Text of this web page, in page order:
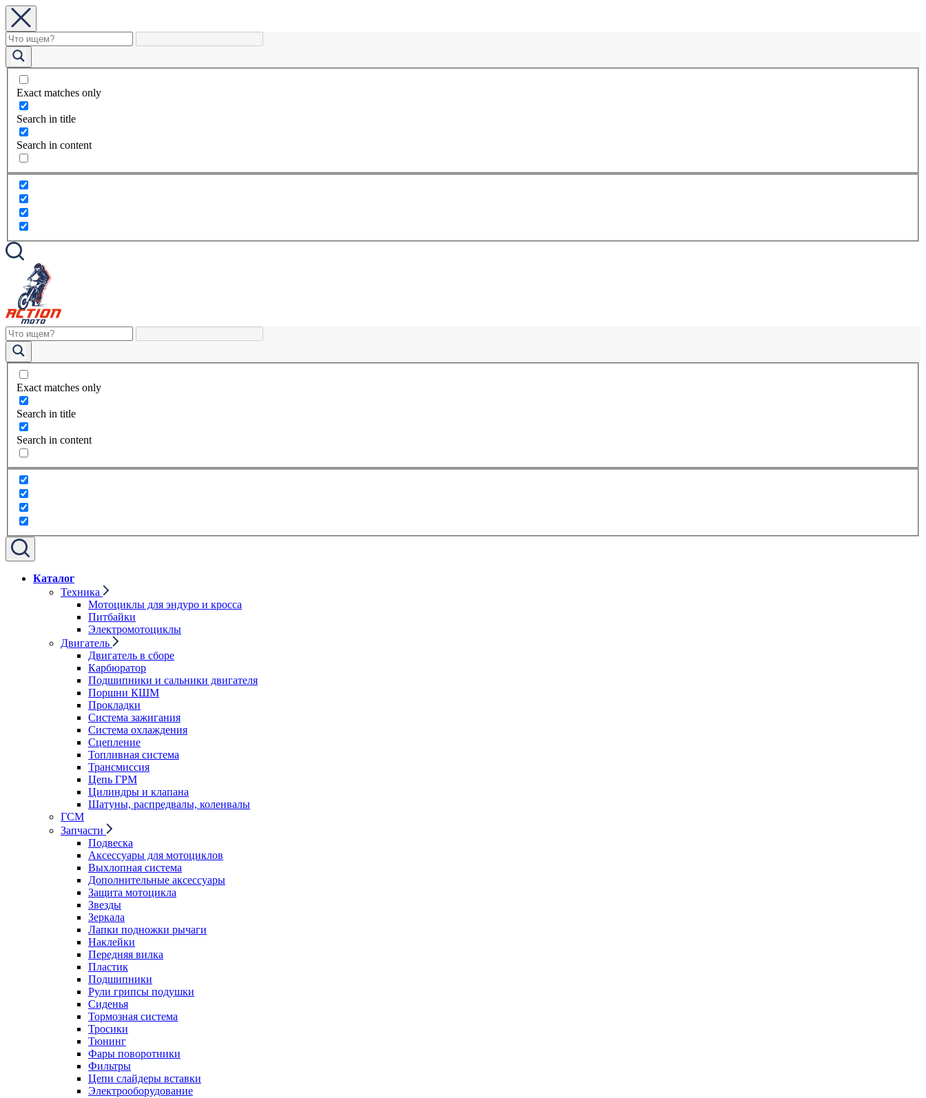
Exact matches only
Search in title
Search in content
Exact matches only
Search in title
Search in content
Каталог
Техника
Мотоциклы для эндуро и кросса
Питбайки
Электромотоциклы
Двигатель
Двигатель в сборе
Карбюратор
Подшипники и сальники двигателя
Поршни КШМ
Прокладки
Система зажигания
Система охлаждения
Сцепление
Топливная система
Трансмиссия
Цепь ГРМ
Цилиндры и клапана
Шатуны, распредвалы, коленвалы
ГСМ
Запчасти
Подвеска
Аксессуары для мотоциклов
Выхлопная система
Дополнительные аксессуары
Защита мотоцикла
Звезды
Зеркала
Лапки подножки рычаги
Наклейки
Передняя вилка
Пластик
Подшипники
Рули грипсы подушки
Сиденья
Тормозная система
Тросики
Тюнинг
Фары поворотники
Фильтры
Цепи слайдеры вставки
Электрооборудование